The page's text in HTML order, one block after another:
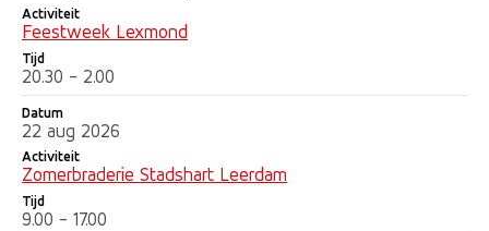
Activiteit
Feestweek Lexmond
Tijd
20.30 - 2.00
Datum
22 aug 2026
Activiteit
Zomerbraderie Stadshart Leerdam
Tijd
9.00 - 17.00